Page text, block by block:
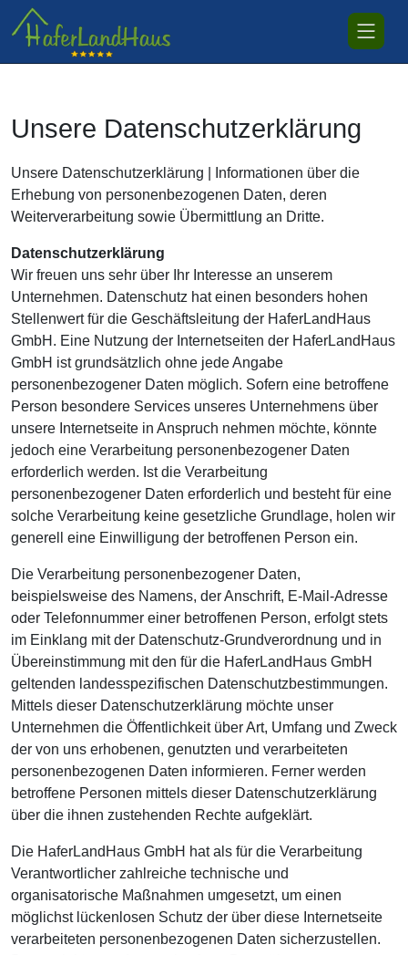
Unsere Datenschutzerklärung
Unsere Datenschutzerklärung | Informationen über die
Erhebung von personenbezogenen Daten, deren
Weiterverarbeitung sowie Übermittlung an Dritte.
Datenschutzerklärung
Wir freuen uns sehr über Ihr Interesse an unserem
Unternehmen. Datenschutz hat einen besonders hohen
Stellenwert für die Geschäftsleitung der HaferLandHaus
GmbH. Eine Nutzung der Internetseiten der HaferLandHaus
GmbH ist grundsätzlich ohne jede Angabe
personenbezogener Daten möglich. Sofern eine betroffene
Person besondere Services unseres Unternehmens über
unsere Internetseite in Anspruch nehmen möchte, könnte
jedoch eine Verarbeitung personenbezogener Daten
erforderlich werden. Ist die Verarbeitung
personenbezogener Daten erforderlich und besteht für eine
solche Verarbeitung keine gesetzliche Grundlage, holen wir
generell eine Einwilligung der betroffenen Person ein.
Die Verarbeitung personenbezogener Daten,
beispielsweise des Namens, der Anschrift, E-Mail-Adresse
oder Telefonnummer einer betroffenen Person, erfolgt stets
im Einklang mit der Datenschutz-Grundverordnung und in
Übereinstimmung mit den für die HaferLandHaus GmbH
geltenden landesspezifischen Datenschutzbestimmungen.
Mittels dieser Datenschutzerklärung möchte unser
Unternehmen die Öffentlichkeit über Art, Umfang und Zweck
der von uns erhobenen, genutzten und verarbeiteten
personenbezogenen Daten informieren. Ferner werden
betroffene Personen mittels dieser Datenschutzerklärung
über die ihnen zustehenden Rechte aufgeklärt.
Die HaferLandHaus GmbH hat als für die Verarbeitung
Verantwortlicher zahlreiche technische und
organisatorische Maßnahmen umgesetzt, um einen
möglichst lückenlosen Schutz der über diese Internetseite
verarbeiteten personenbezogenen Daten sicherzustellen.